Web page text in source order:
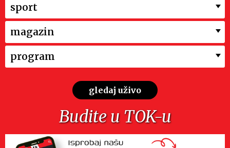
sport
magazin
program
gledaj uživo
Budite u TOK-u